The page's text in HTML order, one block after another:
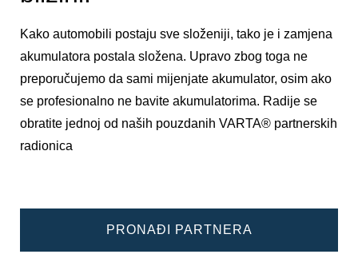
Kako automobili postaju sve složeniji, tako je i zamjena
akumulatora postala složena. Upravo zbog toga ne
preporučujemo da sami mijenjate akumulator, osim ako
se profesionalno ne bavite akumulatorima. Radije se
obratite jednoj od naših pouzdanih VARTA® partnerskih
radionica
PRONAĐI PARTNERA